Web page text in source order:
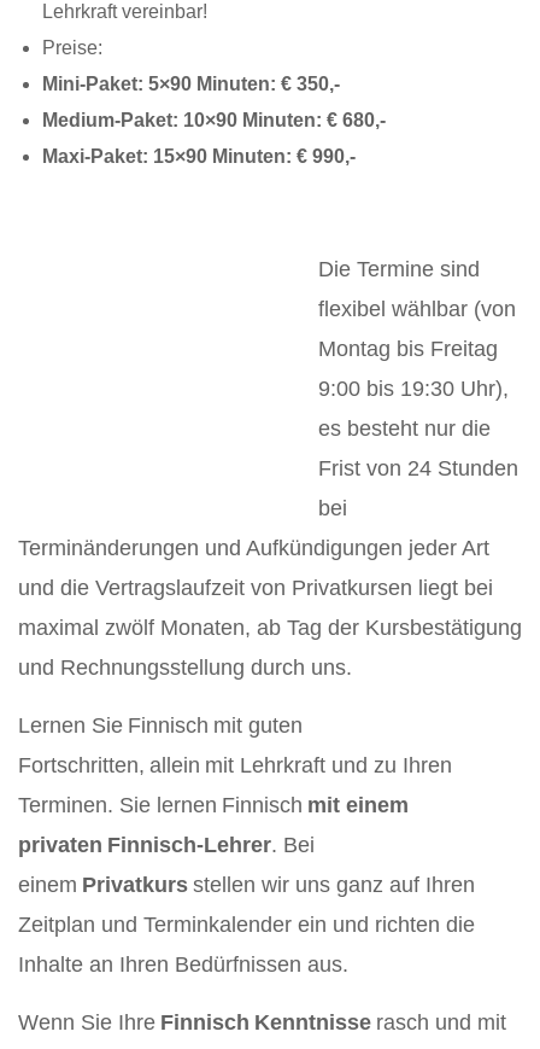
Lehrkraft vereinbar!
Preise:
Mini-Paket: 5×90 Minuten: € 350,-
Medium-Paket: 10×90 Minuten: € 680,-
Maxi-Paket: 15×90 Minuten: € 990,-
Die Termine sind
flexibel wählbar (von
Montag bis Freitag
9:00 bis 19:30 Uhr),
es besteht nur die
Frist von 24 Stunden
bei
Terminänderungen und Aufkündigungen jeder Art
und die Vertragslaufzeit von Privatkursen liegt bei
maximal zwölf Monaten, ab Tag der Kursbestätigung
und Rechnungsstellung durch uns.
Lernen Sie Finnisch mit guten
Fortschritten, allein mit Lehrkraft und zu Ihren
Terminen. Sie lernen Finnisch mit einem
privaten Finnisch-Lehrer. Bei
einem Privatkurs stellen wir uns ganz auf Ihren
Zeitplan und Terminkalender ein und richten die
Inhalte an Ihren Bedürfnissen aus.
Wenn Sie Ihre Finnisch Kenntnisse rasch und mit